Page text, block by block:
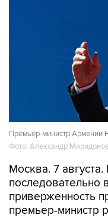
Премьер-министр Армении
Фото: Александр
Москва. 7 августа.
приверженность
премьер-министр
"Для Армении